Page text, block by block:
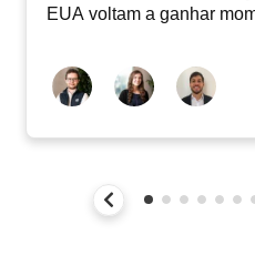
EUA voltam a ganhar